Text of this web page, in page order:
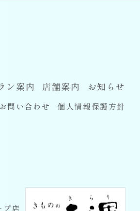
ン案内 店舗案内 お知らせ
お問い合わせ 個人情報保護方針
プ店